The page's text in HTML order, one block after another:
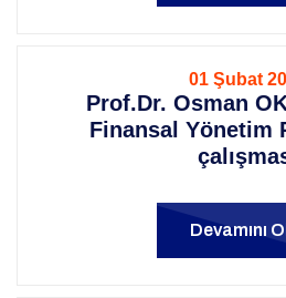
01 Şubat
Prof.Dr. Osman
Finansal Yönetim
Devamını